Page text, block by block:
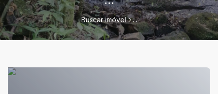
Buscar imóvel ...